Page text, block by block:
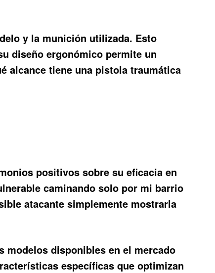
y la munición utilizada. Esto
diseño ergonómico permite un
alcance tiene una pistola traumática
positivos sobre su eficacia en
caminando solo por mi barrio
atacante simplemente mostrarla
modelos disponibles en el mercado
específicas que optimizan